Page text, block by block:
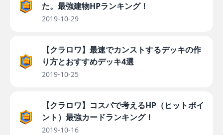
た。最強建物HPランキング！
2019-10-29
【クラロワ】最速でカンストするデッキの作
り方とおすすめデッキ4選
2019-10-25
【クラロワ】コスパで考えるHP（ヒットポイ
ント）最強カードランキング！
2019-10-16